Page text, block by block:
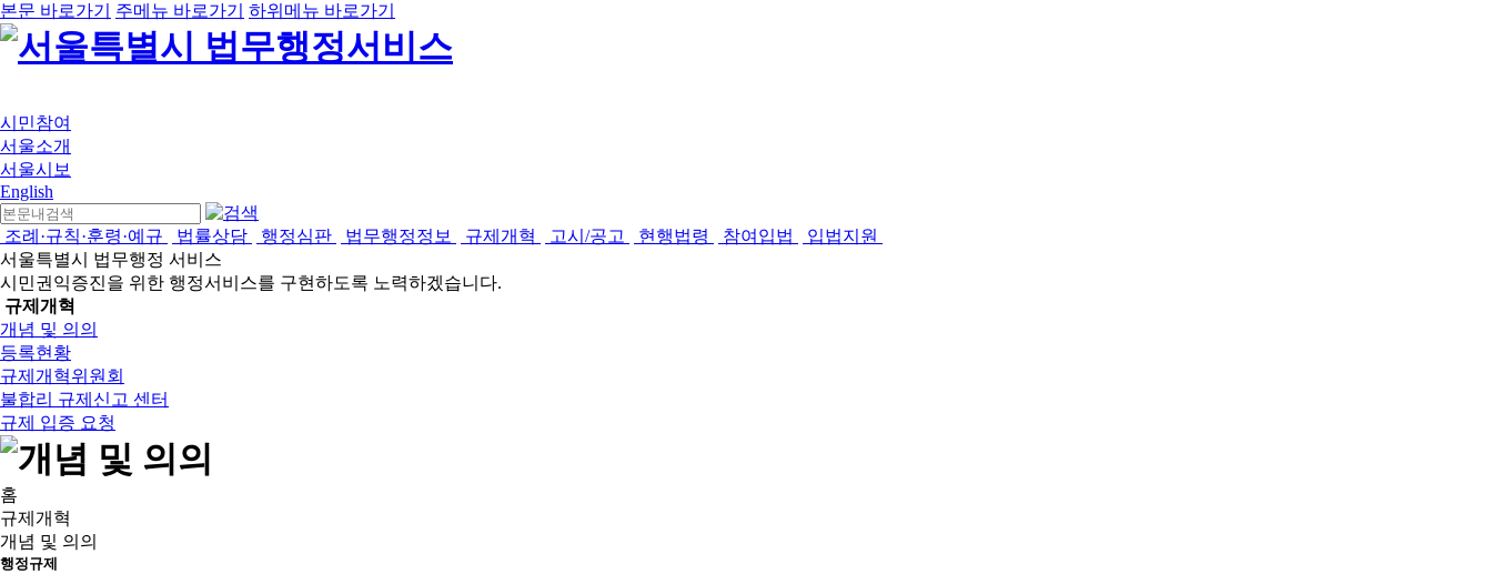
본문 바로가기 주메뉴 바로가기 하위메뉴 바로가기
시민참여
서울소개
서울시보
English
조례·규칙·훈령·예규 법률상담 행정심판 법무행정정보 규제개혁 고시/공고 현행법령 참여입법
입법지원
서울특별시 법무행정 서비스
시민권익증진을 위한 행정서비스를 구현하도록 노력하겠습니다.
규제개혁
개념 및 의의
등록현황
규제개혁위원회
불합리 규제신고 센터
규제 입증 요청
홈
규제개혁
개념 및 의의
행정규제